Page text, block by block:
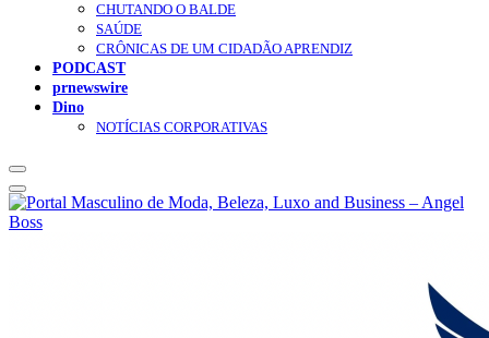
CHUTANDO O BALDE
SAÚDE
CRÔNICAS DE UM CIDADÃO APRENDIZ
PODCAST
prnewswire
Dino
NOTÍCIAS CORPORATIVAS